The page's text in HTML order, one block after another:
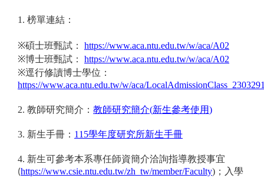
1. 榜單連結：
※碩士班甄試：
https://www.aca.ntu.edu.tw/w/aca/A02
※博士班甄試：
https://www.aca.ntu.edu.tw/w/aca/A02
※逕行修讀博士學位：
https://www.aca.ntu.edu.tw/w/aca/
2. 教師研究簡介： 教師研究簡介(新生參考使用)
3. 新生手冊： 115學年度研究所新生手冊
4. 新生可參考本系專任師資簡介洽詢指導教授事宜
(https://www.csie.ntu.edu.tw/zh_tw/member/Faculty) ； 入學